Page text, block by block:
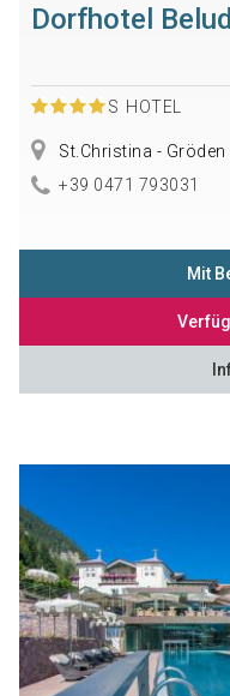
Dorfhotel
S HOTEL
St.Christina - Gröden
+39 0471 793031
Mit